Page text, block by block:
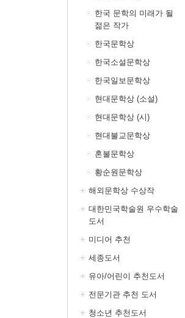
한국 문학의 미래가 될
젊은 작가
한국문학상
한국소설문학상
한국일보문학상
현대문학상 (소설)
현대문학상 (시)
현대불교문학상
혼불문학상
황순원문학상
해외문학상 수상작
대한민국학술원 우수학술
도서
미디어 추천
세종도서
유아/어린이 추천도서
전문기관 추천 도서
청소년 추천도서